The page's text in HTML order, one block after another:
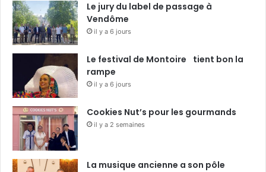
Le jury du label de passage à
Vendôme
il y a 6 jours
Le festival de Montoire tient bon la
rampe
il y a 6 jours
Cookies Nut’s pour les gourmands
il y a 2 semaines
La musique ancienne a son pôle